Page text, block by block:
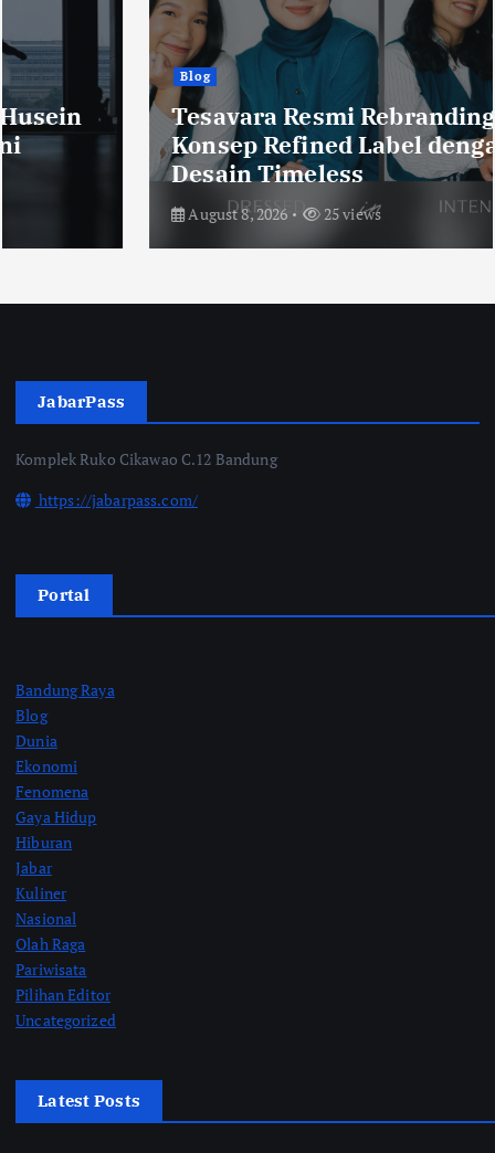
Blog
Tesavara Resmi Rebranding, Usung
Konsep Refined Label dengan
Desain Timeless
25 views
JabarPass
Komplek Ruko Cikawao C.12 Bandung
https://jabarpass.com/
Portal
Bandung Raya
Blog
Dunia
Ekonomi
Fenomena
Gaya Hidup
Hiburan
Jabar
Kuliner
Nasional
Olah Raga
Pariwisata
Pilihan Editor
Uncategorized
Latest Posts